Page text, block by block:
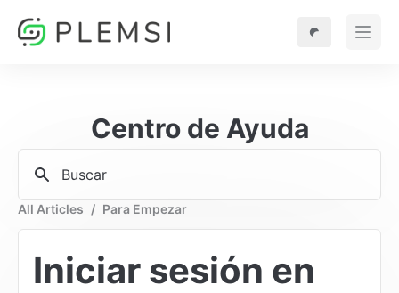
Centro de Ayuda
Buscar
All Articles / Para Empezar
Iniciar sesión en